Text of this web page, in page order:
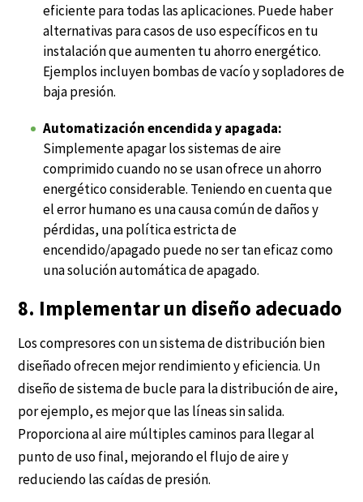
eficiente para todas las aplicaciones. Puede haber
alternativas para casos de uso específicos en tu
instalación que aumenten tu ahorro energético.
Ejemplos incluyen bombas de vacío y sopladores de
baja presión.
Automatización encendida y apagada:
Simplemente apagar los sistemas de aire
comprimido cuando no se usan ofrece un ahorro
energético considerable. Teniendo en cuenta que
el error humano es una causa común de daños y
pérdidas, una política estricta de
encendido/apagado puede no ser tan eficaz como
una solución automática de apagado.
8. Implementar un diseño adecuado
Los compresores con un sistema de distribución bien
diseñado ofrecen mejor rendimiento y eficiencia. Un
diseño de sistema de bucle para la distribución de aire,
por ejemplo, es mejor que las líneas sin salida.
Proporciona al aire múltiples caminos para llegar al
punto de uso final, mejorando el flujo de aire y
reduciendo las caídas de presión.